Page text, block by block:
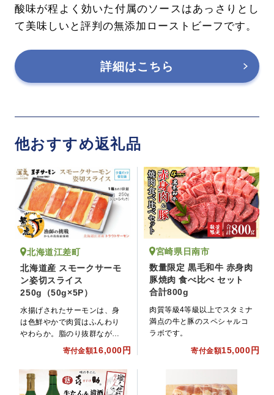
酸味が程よく効いた付属のソースはあっさりとし
て美味しいと評判の無添加ローストビーフです。
詳細はこちら
他おすすめ返礼品
北海道江差町
北海道産 スモークサーモ
ン姿切スライス
250g（50g×5P）
水揚げされたサーモンは、身
は色鮮やかで肉質はふんわり
やわらか。脂のり抜群ながら
臭みのない、誰にでも食べや
すい魚に成長してくれまし
た。
寄付金額16,000円
宮崎県日南市
数量限定 黒毛和牛 赤身肉
豚焼肉 食べ比べ セット
合計800g
肉質等級4等級以上でスタミナ
満点の牛と豚のスペシャルコ
ラボです。
寄付金額15,000円